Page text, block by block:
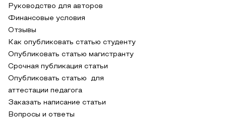
Руководство для авторов
Финансовые условия
Отзывы
Как опубликовать статью студенту
Опубликовать статью магистранту
Срочная публикация статьи
Опубликовать статью для
аттестации педагога
Заказать написание статьи
Вопросы и ответы